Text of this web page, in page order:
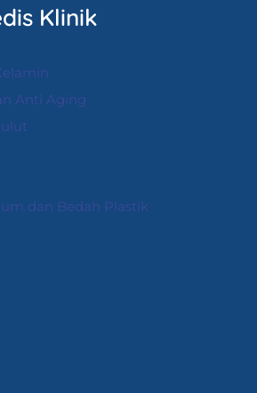
Klinik
Anti Aging
dan Bedah Plastik